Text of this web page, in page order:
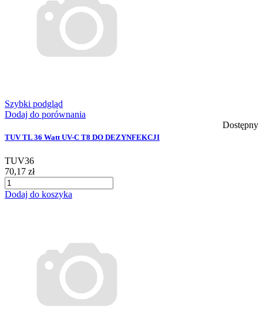
Szybki podgląd
Dodaj do porównania
Dostępny
TUV TL 36 Watt UV-C T8 DO DEZYNFEKCJI
TUV36
70,17 zł
Dodaj do koszyka